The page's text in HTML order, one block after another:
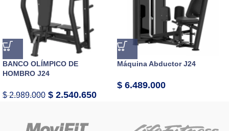
BANCO OLÍMPICO DE
HOMBRO J24
$2.989.000 $ 2.540.650
Máquina Abductor J24
$ 6.489.000